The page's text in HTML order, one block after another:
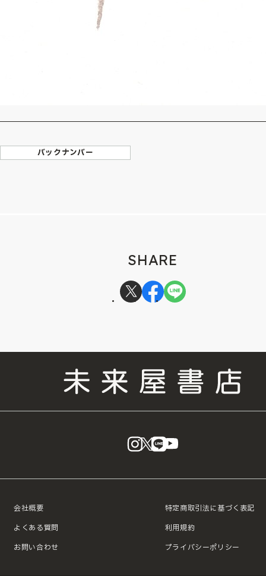
バックナンバー
SHARE
instagram
X LINE
会社概要
よくある質問
お問い合わせ
特定商取引法に基づく表記
利用規約
プライバシーポリシー